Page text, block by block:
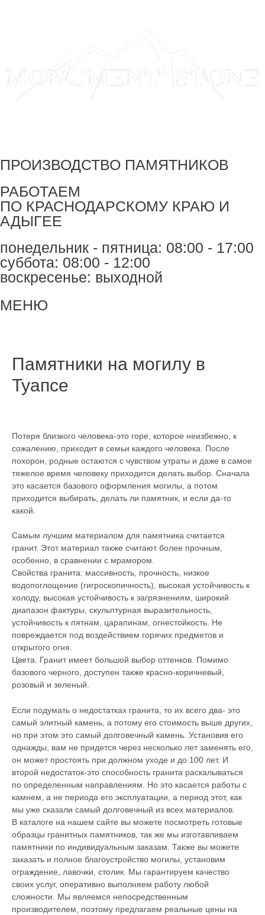
ПРОИЗВОДСТВО ПАМЯТНИКОВ
РАБОТАЕМ
ПО КРАСНОДАРСКОМУ КРАЮ И
АДЫГЕЕ
понедельник - пятница: 08:00 - 17:00
суббота: 08:00 - 12:00
воскресенье: выходной
МЕНЮ
Памятники на могилу в
Туапсе
Потеря близкого человека-это горе, которое неизбежно, к
сожалению, приходит в семьи каждого человека. После
похорон, родные остаются с чувством утраты и даже в самое
тяжелое время человеку приходится делать выбор. Сначала
это касается базового оформления могилы, а потом
приходится выбирать, делать ли памятник, и если да-то
какой.
Самым лучшим материалом для памятника считается
гранит. Этот материал также считают более прочным,
особенно, в сравнении c мрамором.
Свойства гранита: массивность, прочность, низкое
водопоглощение (гигроскопичность), высокая устойчивость к
холоду, высокая устойчивость к загрязнениям, широкий
диапазон фактуры, скульптурная выразительность,
устойчивость к пятнам, царапинам, огнестойкость. Не
повреждается под воздействием горячих предметов и
открытого огня.
Цвета. Гранит имеет большой выбор оттенков. Помимо
базового черного, доступен также красно-коричневый,
розовый и зеленый.
Если подумать о недостатках гранита, то их всего два- это
самый элитный камень, а потому его стоимость выше других,
но при этом это самый долговечный камень. Установив его
однажды, вам не придется через несколько лет заменять его,
он может простоять при должном уходе и до 100 лет. И
второй недостаток-это способность гранита раскалываться
по определенным направлениям. Но это касается работы с
камнем, а не периода его эксплуатации, а период этот, как
мы уже сказали самый долговечный из всех материалов.
В каталоге на нашем сайте вы можете посмотреть готовые
образцы гранитных памятников, так же мы изготавливаем
памятники по индивидуальным заказам. Также вы можете
заказать и полное благоустройство могилы, установим
ограждение, лавочки, столик. Мы гарантируем качество
своих услуг, оперативно выполняем работу любой
сложности. Мы являемся непосредственным
производителем, поэтому предлагаем реальные цены на